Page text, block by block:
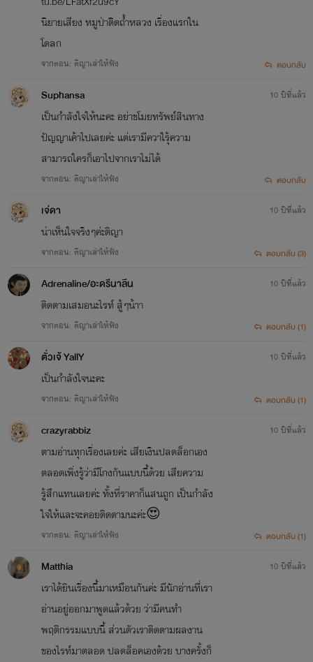
นิยายเสียง หมูป่าติิดถ้ำหลวง เรื่องแรกใน
โดลก
จากตอน: ติญาเล่าให้ฟัง ตอบกลับ
Suphansa
เป็นกำลังใจให้นะคะ อย่าขโมยทรัพย์สินทาง
ปัญญาเค้าไปเลยค่ะ แต่เรามีควาใรุ้ความ
สามารถใครก็เอาไปจากเราไม่ได้
จากตอน: ติญาเล่าให้ฟัง
10 ปีที่แล้ว
ตอบกลับ
เจ่ดา
น่าเห็นใจจริงๆค่ะติญา
จากตอน: ติญาเล่าให้ฟัง
10 ปีที่แล้ว
ตอบกลับ (3)
Adrenaline/อะดรีนาลีน
ติดตามเสมอนะไรท์ สู้ๆน้าา
จากตอน: ติญาเล่าให้ฟัง
10 ปีที่แล้ว
ตอบกลับ (1)
ตั่วเจ้ YallY
เป็นกำลังใจนะคะ
จากตอน: ติญาเล่าให้ฟัง
10 ปีที่แล้ว
ตอบกลับ (1)
crazyrabbiz
ตามอ่านทุกเรื่องเลยค่ะ เสียเงินปลดล็อกเอง
ตลอดเพิ่งรู้ว่ามีโกงกันแบบนี้ด้วย เสียความ
รู้สึกแทนเลยค่ะ ทั้งที่ราคาก็แสนถูก เป็นกำลัง
ใจให้และจะคอยติดตามนะค่ะ😍
จากตอน: ติญาเล่าให้ฟัง
10 ปีที่แล้ว
ตอบกลับ (1)
Matthia
เราได้ยินเรื่องนี้มาเหมือนกันค่ะ มีนักอ่านที่เรา
อ่านอยู่ออกมาพูดแล้วด้วย ว่ามีคนทำ
พฤติกรรมแบบนี้ ส่วนตัวเราติดตามผลงาน
ของไรท์มาตลอด ปลดล็อคเองด้วย บางครั้งก็
10 ปีที่แล้ว